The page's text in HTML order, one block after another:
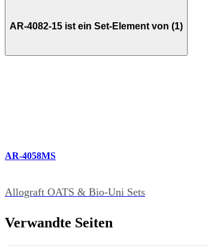
AR-4082-15 ist ein Set-Element von (1)
AR-4058MS
Allograft OATS & Bio-Uni Sets
Verwandte Seiten